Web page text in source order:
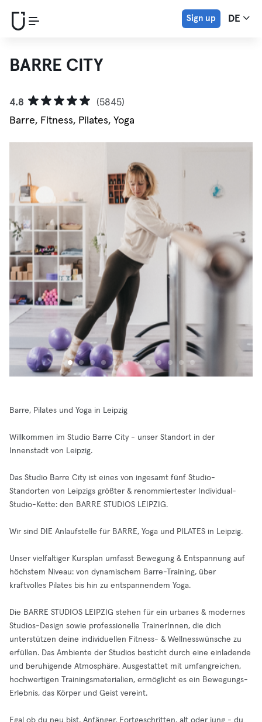
Sign up DE
BARRE CITY
4.8
(5845)
Barre, Fitness, Pilates, Yoga
Barre, Pilates und Yoga in Leipzig
Willkommen im Studio Barre City - unser Standort in der
Innenstadt von Leipzig.
Das Studio Barre City ist eines von ingesamt fünf Studio-
Standorten von Leipzigs größter & renommiertester Individual-
Studio-Kette: den BARRE STUDIOS LEIPZIG.
Wir sind DIE Anlaufstelle für BARRE, Yoga und PILATES in Leipzig.
Unser vielfaltiger Kursplan umfasst Bewegung & Entspannung auf
höchstem Niveau: von dynamischem Barre-Training, über
kraftvolles Pilates bis hin zu entspannendem Yoga.
Die BARRE STUDIOS LEIPZIG stehen für ein urbanes & modernes
Studios-Design sowie professionelle TrainerInnen, die dich
unterstützen deine individuellen Fitness- & Wellnesswünsche zu
erfüllen. Das Ambiente der Studios besticht durch eine einladende
und beruhigende Atmosphäre. Ausgestattet mit umfangreichen,
hochwertigen Trainingsmaterialien, ermöglicht es ein Bewegungs-
Erlebnis, das Körper und Geist vereint.
Egal ob du neu bist, Anfänger, Fortgeschritten, alt oder jung - du